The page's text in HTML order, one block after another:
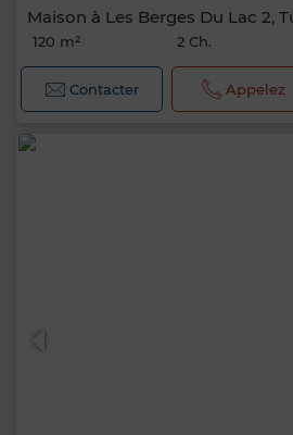
Maison à Les Berges Du Lac 2,
120 m² 2 Ch.
Contacter Appelez